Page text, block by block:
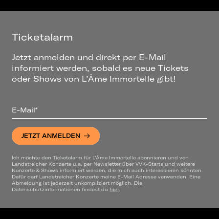
Ticketalarm
Jetzt anmelden und direkt per E-Mail
informiert werden, sobald es neue Tickets
oder Shows von L’Âme Immortelle gibt!
E-Mail*
JETZT ANMELDEN
Ich möchte den Ticketalarm für L’Âme Immortelle abonnieren und von
Landstreicher Konzerte u.a. per Newsletter über VVK-Starts und weitere
Konzerte & Shows informiert werden, die mich auch interessieren könnten.
Dafür darf Landstreicher Konzerte meine E-Mail Adresse verwenden. Eine
Abmeldung ist jederzeit unkompliziert möglich. Die
Datenschutzinformationen findest du hier.